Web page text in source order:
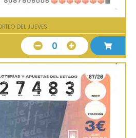
DEL JUEVES
0